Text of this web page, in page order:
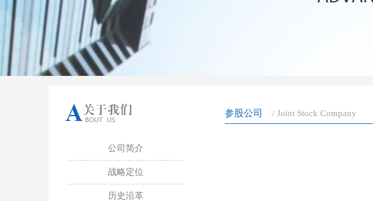
公司简介
战略定位
历史沿革
参股公司 / Joint Stock Company